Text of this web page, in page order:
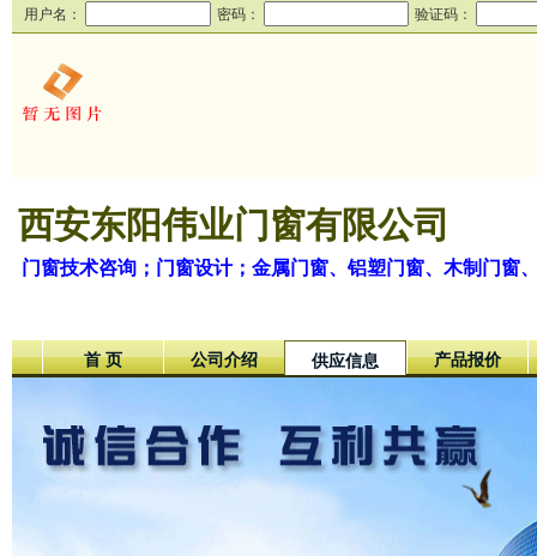
用户名： 密码： 验证码：
西安东阳伟业门窗有限公司
门窗技术咨询；门窗设计；金属门窗、铝塑门窗、木制门窗
首 页 公司介绍 供应信息 产品报价